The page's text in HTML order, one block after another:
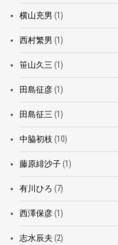
横山充男 (1)
西村繁男 (1)
笹山久三 (1)
田島征彦(1)
田島征三 (1)
中脇初枝 (10)
藤原緋沙子(1)
有川ひろ (7)
西澤保彦(1)
志水辰夫 (2)